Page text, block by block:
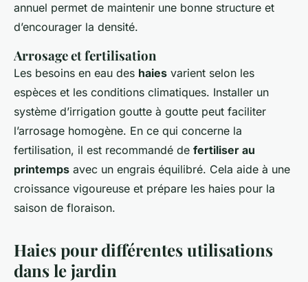
annuel permet de maintenir une bonne structure et
d’encourager la densité.
Arrosage et fertilisation
Les besoins en eau des haies varient selon les
espèces et les conditions climatiques. Installer un
système d’irrigation goutte à goutte peut faciliter
l’arrosage homogène. En ce qui concerne la
fertilisation, il est recommandé de fertiliser au
printemps avec un engrais équilibré. Cela aide à une
croissance vigoureuse et prépare les haies pour la
saison de floraison.
Haies pour différentes utilisations
dans le jardin